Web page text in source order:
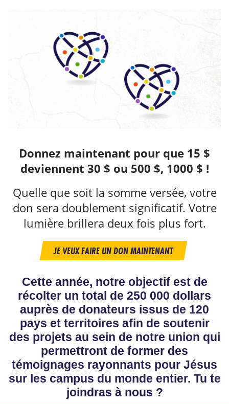
Donnez maintenant pour que 15 $
deviennent 30 $ ou 500 $, 1000 $ !
Quelle que soit la somme versée, votre
don sera doublement significatif. Votre
lumière brillera deux fois plus fort.
JE VEUX FAIRE UN DON MAINTENANT
Cette année, notre objectif est de
récolter un total de 250 000 dollars
auprès de donateurs issus de 120
pays et territoires afin de soutenir
des projets au sein de notre union qui
permettront de former des
témoignages rayonnants pour Jésus
sur les campus du monde entier. Tu te
joindras à nous ?